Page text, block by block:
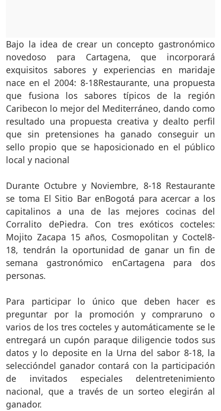
Bajo la idea de crear un concepto gastronómico
novedoso para Cartagena, que incorporará
exquisitos sabores y experiencias en maridaje
nace en el 2004: 8-18Restaurante, una propuesta
que fusiona los sabores típicos de la región
Caribecon lo mejor del Mediterráneo, dando como
resultado una propuesta creativa y dealto perfil
que sin pretensiones ha ganado conseguir un
sello propio que se haposicionado en el público
local y nacional
Durante Octubre y Noviembre, 8-18 Restaurante
se toma El Sitio Bar enBogotá para acercar a los
capitalinos a una de las mejores cocinas del
Corralito dePiedra. Con tres exóticos cocteles:
Mojito Zacapa 15 años, Cosmopolitan y Coctel8-
18, tendrán la oportunidad de ganar un fin de
semana gastronómico enCartagena para dos
personas.
Para participar lo único que deben hacer es
preguntar por la promoción y compraruno o
varios de los tres cocteles y automáticamente se le
entregará un cupón paraque diligencie todos sus
datos y lo deposite en la Urna del sabor 8-18, la
seleccióndel ganador contará con la participación
de invitados especiales delentretenimiento
nacional, que a través de un sorteo elegirán al
ganador.